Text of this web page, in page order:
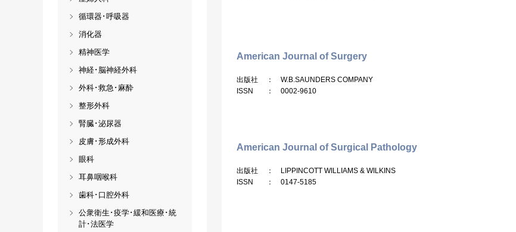
American Journal of Surgery
出版社
： W.B.SAUNDERS COMPANY
ISSN
： 0002-9610
American Journal of Surgical Pathology
出版社
： LIPPINCOTT WILLIAMS & WILKINS
ISSN
： 0147-5185
循環器･呼吸器
消化器
精神医学
神経･脳神経外科
外科･救急･麻酔
整形外科
腎臓･泌尿器
皮膚･形成外科
眼科
耳鼻咽喉科
歯科･口腔外科
公衆衛生･疫学･緩和医療･統
計･法医学